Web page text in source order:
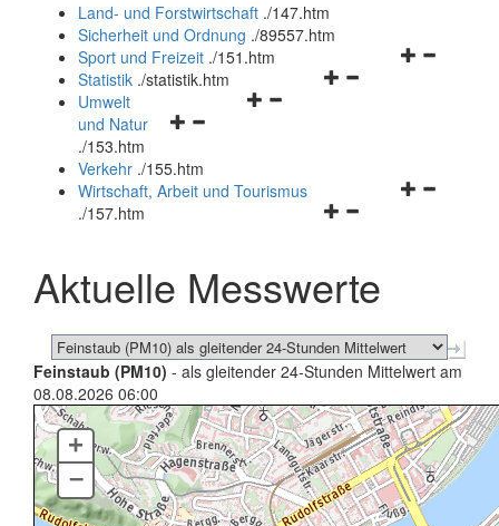
und
schließen
Land- und Forstwirtschaft ./147.htm
Sicherheit und Ordnung ./89557.htm
Navigationsmenü
Sport und Freizeit ./151.htm
Navigationsmenü
Statistik ./statistik.htm
Navigationsmenü
und
schließen
Umwelt
und Natur
./153.htm
Verkehr ./155.htm
Navigationsmenü
schließen
Wirtschaft, Arbeit und Tourismus
./157.htm
Aktuelle Messwerte
Feinstaub (PM10) - als gleitender 24-Stunden Mittelwert am
08.08.2026 06:00
+
–